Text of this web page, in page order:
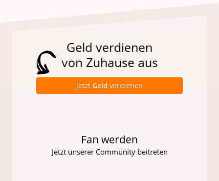
Geld verdienen
von Zuhause aus
Jetzt Geld verdienen
Fan werden
Jetzt unserer Community beitreten